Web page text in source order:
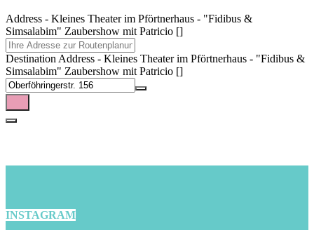
Address - Kleines Theater im Pförtnerhaus - "Fidibus &
Simsalabim" Zaubershow mit Patricio []
Destination Address - Kleines Theater im Pförtnerhaus - "Fidibus &
Simsalabim" Zaubershow mit Patricio []
INSTAGRAM